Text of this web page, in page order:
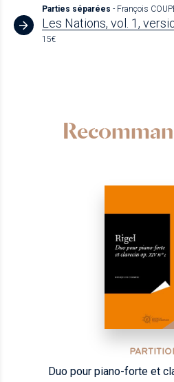
Parties séparées - François
Les Nations, vol. 1,
15€
Duo pour piano-forte et